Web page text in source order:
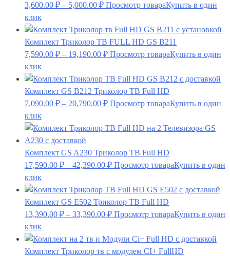
3,600.00 ₽ – 5,000.00 ₽ Просмотр товараКупить в один
клик
Комплект Триколор ТВ FULL HD GS B211
7,590.00 ₽ – 19,190.00 ₽ Просмотр товараКупить в один
клик
Комплект GS B212 Триколор ТВ Full HD
7,090.00 ₽ – 20,790.00 ₽ Просмотр товараКупить в один
клик
Комплект GS A230 Триколор ТВ Full HD
17,590.00 ₽ – 42,390.00 ₽ Просмотр товараКупить в один
клик
Комплект GS E502 Триколор ТВ Full HD
13,390.00 ₽ – 33,390.00 ₽ Просмотр товараКупить в один
клик
Комплект Триколор тв c модулем CI+ FullHD